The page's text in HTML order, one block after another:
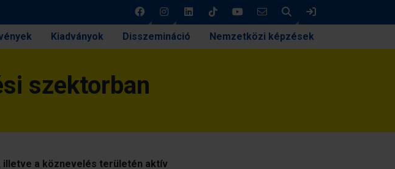
Keresés
Kiadványok Disszemináció Nemzetközi képzések
szektorban
illetve a köznevelés területén aktív